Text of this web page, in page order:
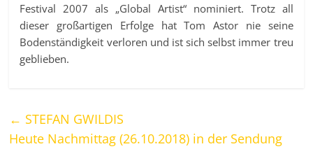
Festival 2007 als „Global Artist“ nominiert. Trotz all
dieser großartigen Erfolge hat Tom Astor nie seine
Bodenständigkeit verloren und ist sich selbst immer treu
geblieben.
← STEFAN GWILDIS
Heute Nachmittag (26.10.2018) in der Sendung